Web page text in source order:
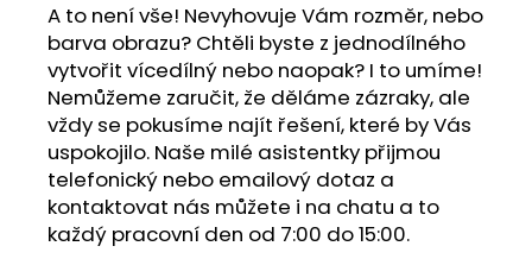
A to není vše! Nevyhovuje Vám rozměr, nebo
barva obrazu? Chtěli byste z jednodílného
vytvořit vícedílný nebo naopak? I to umíme!
Nemůžeme zaručit, že děláme zázraky, ale
vždy se pokusíme najít řešení, které by Vás
uspokojilo. Naše milé asistentky přijmou
telefonický nebo emailový dotaz a
kontaktovat nás můžete i na chatu a to
každý pracovní den od 7:00 do 15:00.